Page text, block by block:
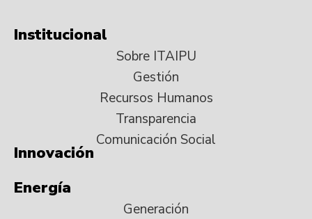
Institucional
Sobre ITAIPU
Gestión
Recursos Humanos
Transparencia
Comunicación Social
Innovación
Energía
Generación